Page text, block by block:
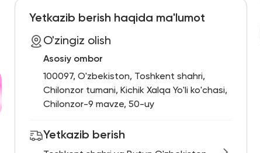
Yetkazib berish haqida ma'lumot
O'zingiz olish
Asosiy ombor
100097, O'zbekiston, Toshkent shahri,
Chilonzor tumani, Kichik Xalqa Yo'li ko'chasi,
Chilonzor-9 mavze, 50-uy
Yetkazib berish